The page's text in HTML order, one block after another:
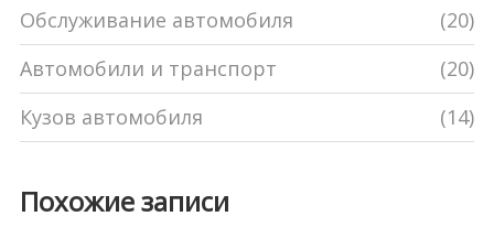
Обслуживание автомобиля
(20)
Автомобили и транспорт
(20)
Кузов автомобиля
(14)
Похожие записи